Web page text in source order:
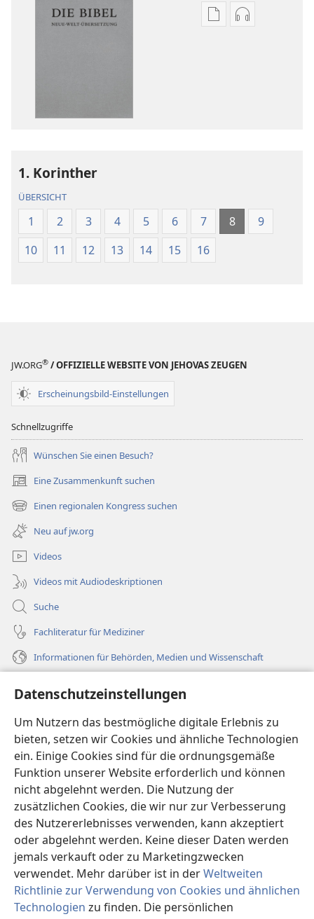
Datenschutzeinstellungen
Um Nutzern das bestmögliche digitale Erlebnis zu
bieten, setzen wir Cookies und ähnliche Technologien
ein. Einige Cookies sind für die ordnungsgemäße
Funktion unserer Website erforderlich und können
nicht abgelehnt werden. Die Nutzung der
zusätzlichen Cookies, die wir nur zur Verbesserung
des Nutzererlebnisses verwenden, kann akzeptiert
oder abgelehnt werden. Keine dieser Daten werden
jemals verkauft oder zu Marketingzwecken
verwendet. Mehr darüber ist in derWeltweiten
Richtlinie zur Verwendung von Cookies und ähnlichen
Technologien zu finden. Die persönlichen
1. Korinther
ÜBERSICHT
1 2 3 4 5 6 7 8
9
10
11 12 13 14 15 16
JW.ORG® / OFFIZIELLE WEBSITE VON JEHOVAS ZEUGEN
Erscheinungsbild-Einstellungen
Schnellzugriffe
Wünschen Sie einen Besuch?
Eine Zusammenkunft suchen
(öffnet
neues
Fenster)
Einen regionalen Kongress suchen
(öffnet
neues
Fenster)
Neu auf jw.org
Videos
Videos mit Audiodeskriptionen
Suche
Fachliteratur für Mediziner
Informationen für Behörden, Medien und Wissenschaft
Spenden
(öffnet
neues
Fenster)Wachtturm ONLINE-BIBLIOTHEK
(öffnet
neues
Fenster)JW Hub®
(öffnet
neues
Fenster)JW Library
Watchtower Library ®